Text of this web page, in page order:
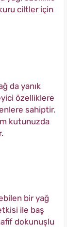
ciltler için
da yanık
özelliklere
sahiptir.
kutunuzda
bir yağ
ile baş
dokunuşlu